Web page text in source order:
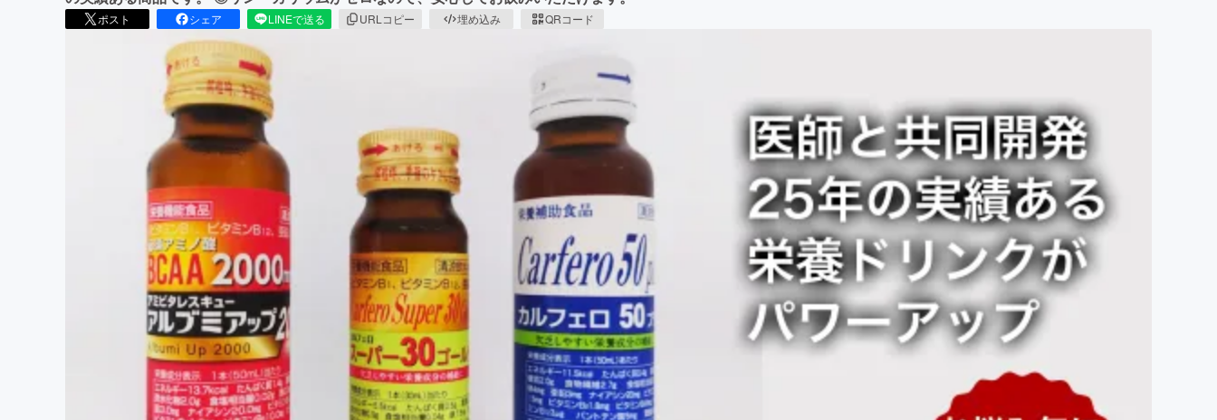
ポスト シェア LINEで送る URLコピー 埋め込み QRコード